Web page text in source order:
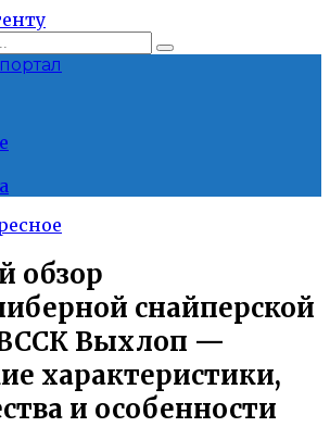
обзор
снайперской
Выхлоп —
характеристики,
и особенности